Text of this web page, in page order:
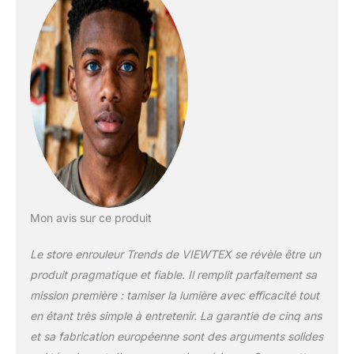
bureaux. Optez pour
la polyvalence et
l'élégance avec nos
stores enrouleurs
translucides.
Dimension 220cm de
largeur x 190cmcm
de hauteur. La largeur
indiquée inclue les
fixations, le tissu
peut se faire au mur
ou au plafond. Les
supports, chevilles et
vis sont inclus ainsi
qu'un système de
sécurité enfant.
Mon avis sur ce produit
Le store enrouleur Trends de VIEWTEX se révèle être un
produit pragmatique et fiable. Il remplit parfaitement sa
mission première : tamiser la lumière avec efficacité tout
en étant très simple à entretenir. La garantie de cinq ans
et sa fabrication européenne sont des arguments solides